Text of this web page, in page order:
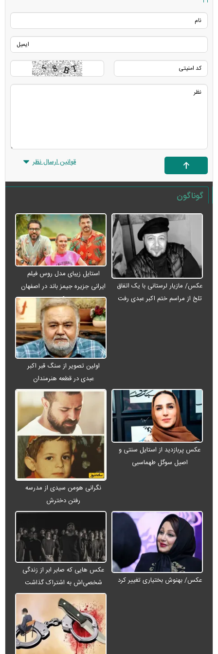
قوانین ارسال نظر
گوناگون
عکس/ مازیار لرستانی با یک اتفاق
تلخ از مراسم ختم اکبر عبدی رفت
استایل زیبای مدل روس فیلم
ایرانی جزیره جیمز باند در اصفهان
+ عکس
اولین تصویر از سنگ قبر اکبر
عبدی در قطعه هنرمندان
عکس پربازدید از استایل سنتی و
اصیل سوگل طهماسبی
نگرانی هومن سیدی از مدرسه
رفتن دخترش
عکس/ بهنوش بختیاری تغییر کرد
عکس هایی که صابر ابر از زندگی
شخصی‌اش به اشتراک گذاشت